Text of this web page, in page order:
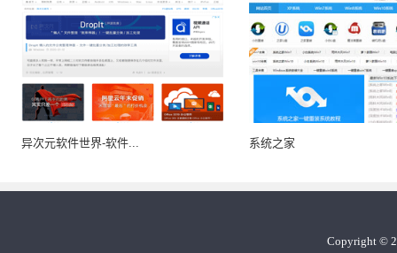
异次元软件世界-软件... 系统之家
Copyright ©